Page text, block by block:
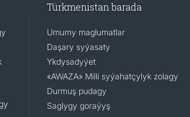
Türkmenistan barada
Umumy maglumatlar
Daşary syýasaty
Ykdysadyýet
«AWAZA» Milli syýahatçylyk zolagy
Durmuş pudagy
Saglygy goraýyş